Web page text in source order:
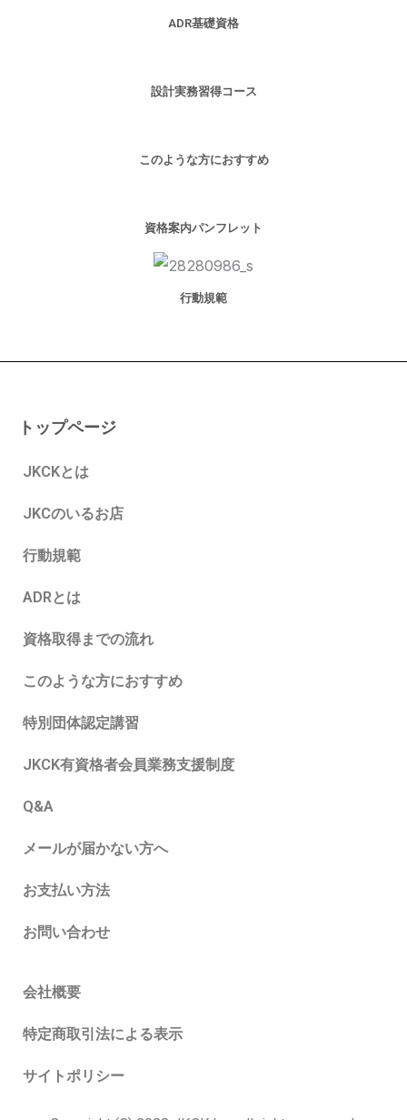
ADR基礎資格
設計実務習得コース
このような方におすすめ
資格案内パンフレット
行動規範
トップページ
JKCKとは
JKCのいるお店
行動規範
ADRとは
資格取得までの流れ
このような方におすすめ
特別団体認定講習
JKCK有資格者会員業務支援制度
Q&A
メールが届かない方へ
お支払い方法
お問い合わせ
会社概要
特定商取引法による表示
サイトポリシー